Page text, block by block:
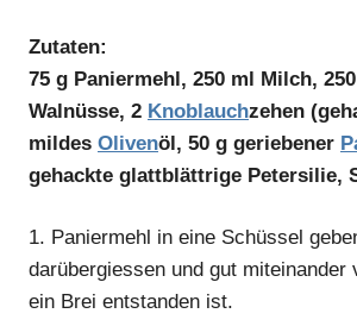
Zutaten:
75 g Paniermehl, 250 ml Milch,
Walnüsse, 2 Knoblauchzehen
mildes Olivenöl, 50 g geriebener
gehackte glattblättrige Petersilie,
1. Paniermehl in eine Schüssel
darübergiessen und gut miteinander
ein Brei entstanden ist.